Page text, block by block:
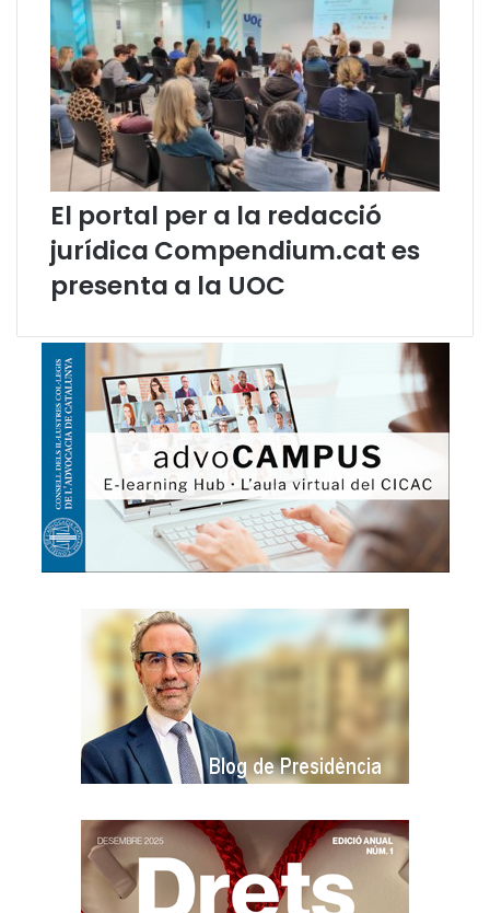
g
ü
e
s
El portal per a la redacció
jurídica Compendium.cat es
presenta a la UOC